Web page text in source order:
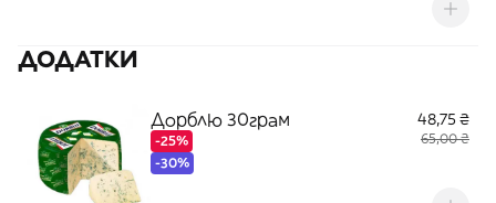
ДОДАТКИ
Дорблю 30грам
-25%
-30%
48,75 ₴
65,00 ₴